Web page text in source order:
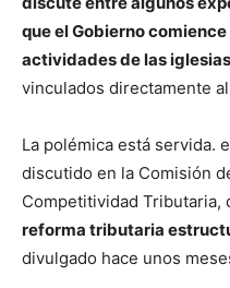
que el Gobierno
actividades de las iglesias
vinculados directamente
La polémica está servida.
discutido en la Comisión
Competitividad Tributaria,
reforma tributaria
divulgado hace unos